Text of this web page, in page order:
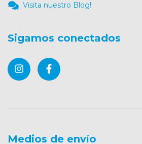
Visita nuestro Blog!
Sigamos conectados
Medios de envío